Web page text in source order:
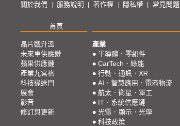
關於我們 服務說明 著作權 隱私權 常見問題
首頁
晶片戰升溫
未來車供應鏈
蘋果供應鏈
產業九宮格
科技椽送門
展會
影音
修訂與更新
產業
● 半導體．零組件
● CarTech．綠能
● 行動．通訊．XR
● AI．智慧應用．電商物流
● 航太．衛星．軍工
● IT．系統供應鏈
● 光電．顯示．光學
● 科技政策